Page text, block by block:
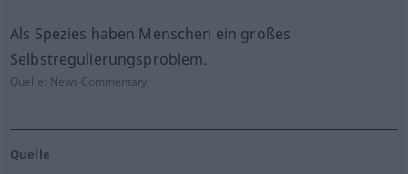
Als Spezies haben Menschen ein großes
Selbstregulierungsproblem.
Quelle: News-Commentary
Quelle